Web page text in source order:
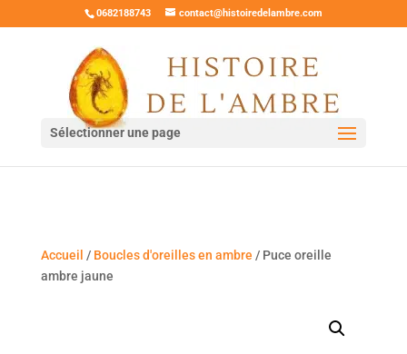
0682188743 contact@histoiredelambre.com
Sélectionner une page
Accueil / Boucles d'oreilles en ambre / Puce oreille
ambre jaune